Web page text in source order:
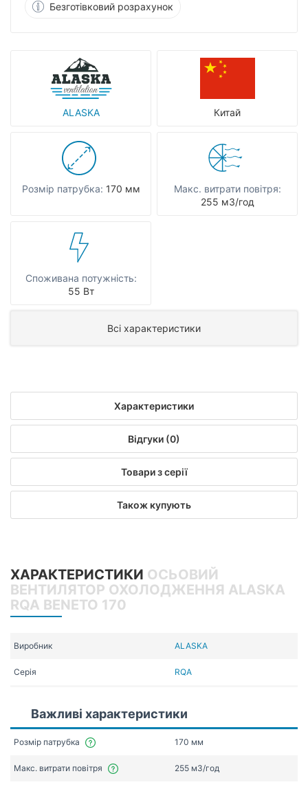
ALASKA Китай
Розмір патрубка: 170 мм
Макс. витрати повітря:
255 мЗ/год
Споживана потужність:
55 Вт
Всі характеристики
Безготівковий розрахунок
Характеристики
Відгуки (0)
Товари з серії
Також купують
ХАРАКТЕРИСТИКИ ОСЬОВИЙ
ВЕНТИЛЯТОР ОХОЛОДЖЕННЯ ALASKA
RQA BENETO 170
Виробник ALASKA
Серія RQA
Важливі характеристики
Розмір патрубка 170 мм
Макс. витрати повітря 255 мЗ/год